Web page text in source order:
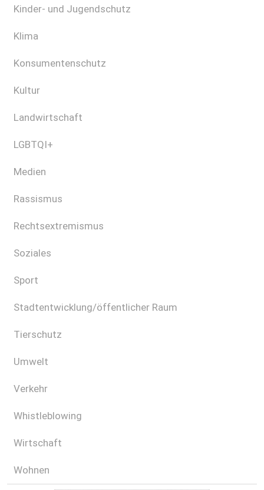
Kinder- und Jugendschutz
Klima
Konsumentenschutz
Kultur
Landwirtschaft
LGBTQI+
Medien
Rassismus
Rechtsextremismus
Soziales
Sport
Stadtentwicklung/öffentlicher Raum
Tierschutz
Umwelt
Verkehr
Whistleblowing
Wirtschaft
Wohnen